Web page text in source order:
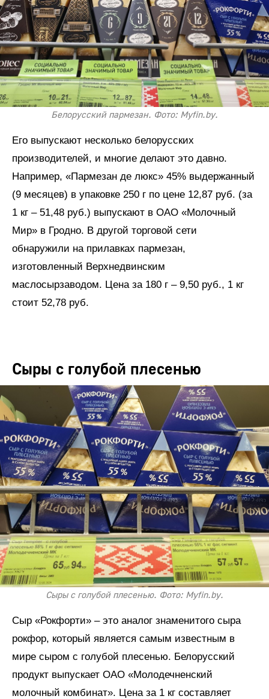
Белорусский пармезан. Фото: Myfin.by.
Его выпускают несколько белорусских
производителей, и многие делают это давно.
Например, «Пармезан де люкс» 45% выдержанный
(9 месяцев) в упаковке 250 г по цене 12,87 руб. (за
1 кг – 51,48 руб.) выпускают в ОАО «Молочный
Мир» в Гродно. В другой торговой сети
обнаружили на прилавках пармезан,
изготовленный Верхнедвинским
маслосырзаводом. Цена за 180 г – 9,50 руб., 1 кг
стоит 52,78 руб.
Сыры с голубой плесенью
Сыры с голубой плесенью. Фото: Myfin.by.
Сыр «Рокфорти» – это аналог знаменитого сыра
рокфор, который является самым известным в
мире сыром с голубой плесенью. Белорусский
продукт выпускает ОАО «Молодечненский
молочный комбинат». Цена за 1 кг составляет